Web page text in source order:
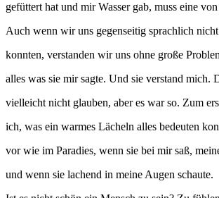
gefüttert hat und mir Wasser gab, muss eine
Auch wenn wir uns gegenseitig sprachlich
konnten, verstanden wir uns ohne große
alles was sie mir sagte. Und sie verstand mich.
vielleicht nicht glauben, aber es war so. Zum
ich, was ein warmes Lächeln alles bedeuten
vor wie im Paradies, wenn sie bei mir saß,
und wenn sie lachend in meine Augen schaute.